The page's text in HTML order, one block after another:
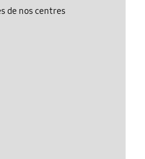
de nos centres